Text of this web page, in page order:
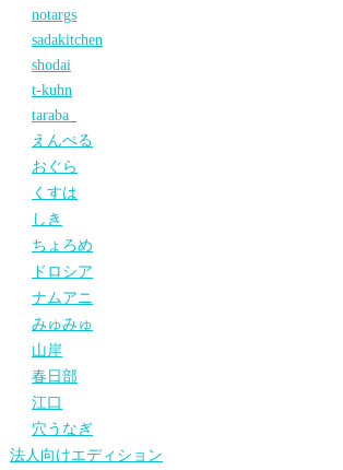
notargs
sadakitchen
shodai
t-kuhn
taraba_
えんぺる
おぐら
くすは
しき
ちょろめ
ドロシア
ナムアニ
みゅみゅ
山岸
春日部
江口
穴うなぎ
法人向けエディション